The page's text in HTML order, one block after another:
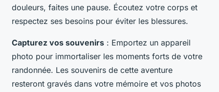
douleurs, faites une pause. Écoutez votre corps et
respectez ses besoins pour éviter les blessures.
Capturez vos souvenirs : Emportez un appareil
photo pour immortaliser les moments forts de votre
randonnée. Les souvenirs de cette aventure
resteront gravés dans votre mémoire et vos photos